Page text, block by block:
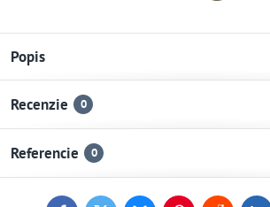
Popis
Recenzie 0
Referencie 0